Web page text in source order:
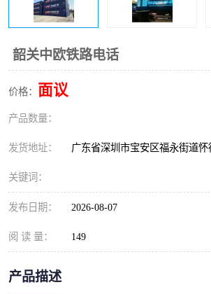
韶关中欧铁路电话
价格： 面议
产品数量：
发货地址： 广东省深圳市宝安区福永街道怀
关键词：
发布日期： 2026-08-07
阅 读 量： 149
产品描述